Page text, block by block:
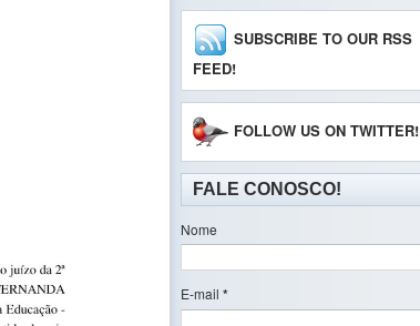
SUBSCRIBE TO OUR RSS
FEED!
FOLLOW US ON TWITTER!
FALE CONOSCO!
Nome
E-mail *